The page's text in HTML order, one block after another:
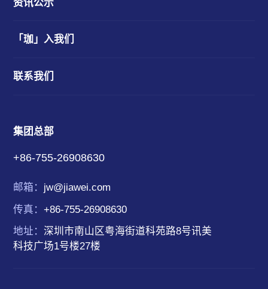
集团总部
+86-755-26908630
邮箱： jw@jiawei.com
传真：+86-755-26908630
地址：深圳市南山区粤海街道科苑路8号讯美
科技广场1号楼27楼
资讯公示
「珈」入我们
联系我们